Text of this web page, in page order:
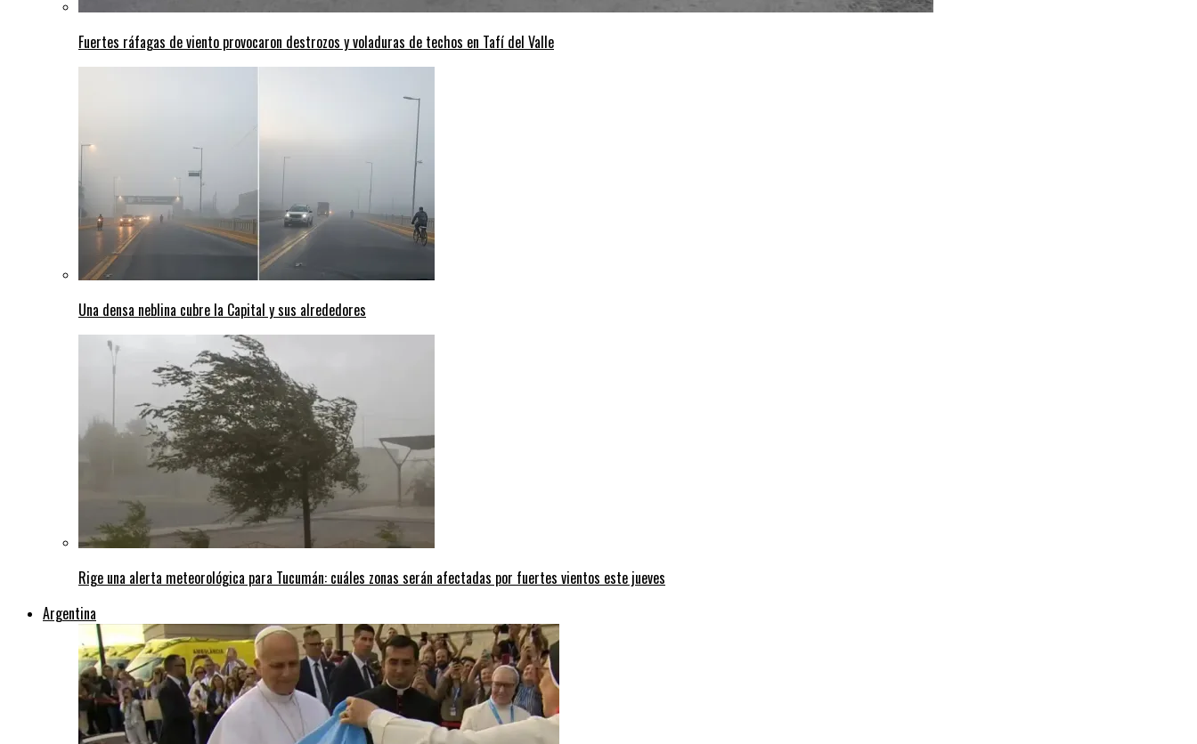
Fuertes ráfagas de viento provocaron destrozos y voladuras de techos en Tafí del Valle
Una densa neblina cubre la Capital y sus alrededores
Rige una alerta meteorológica para Tucumán: cuáles zonas serán afectadas por fuertes vientos este jueves
Argentina